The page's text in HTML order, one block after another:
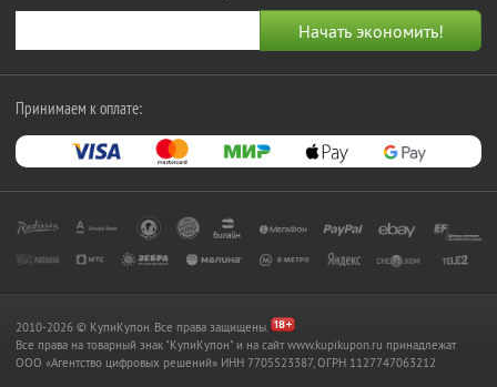
Принимаем к оплате:
2010-2026 © КупиКупон. Все права защищены.
Все права на товарный знак "КупиКупон" и на сайт www.kupikupon.ru принадлежат
OOO «Агентство цифровых решений» ИНН 7705523387, ОГРН 1127747063212